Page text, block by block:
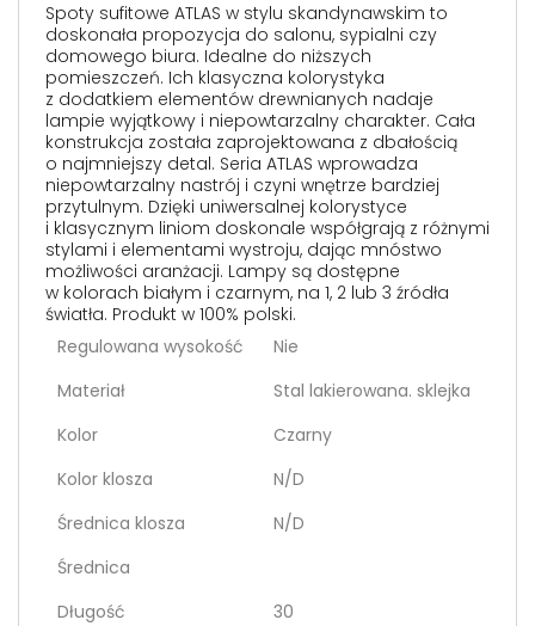
Spoty sufitowe ATLAS w stylu skandynawskim to
doskonała propozycja do salonu, sypialni czy
domowego biura. Idealne do niższych
pomieszczeń. Ich klasyczna kolorystyka
z dodatkiem elementów drewnianych nadaje
lampie wyjątkowy i niepowtarzalny charakter. Cała
konstrukcja została zaprojektowana z dbałością
o najmniejszy detal. Seria ATLAS wprowadza
niepowtarzalny nastrój i czyni wnętrze bardziej
przytulnym. Dzięki uniwersalnej kolorystyce
i klasycznym liniom doskonale współgrają z różnymi
stylami i elementami wystroju, dając mnóstwo
możliwości aranżacji. Lampy są dostępne
w kolorach białym i czarnym, na 1, 2 lub 3 źródła
światła. Produkt w 100% polski.
Regulowana wysokość
Nie
Materiał
Stal lakierowana. sklejka
Kolor
Czarny
Kolor klosza
N/D
Średnica klosza
N/D
Średnica
Długość
30